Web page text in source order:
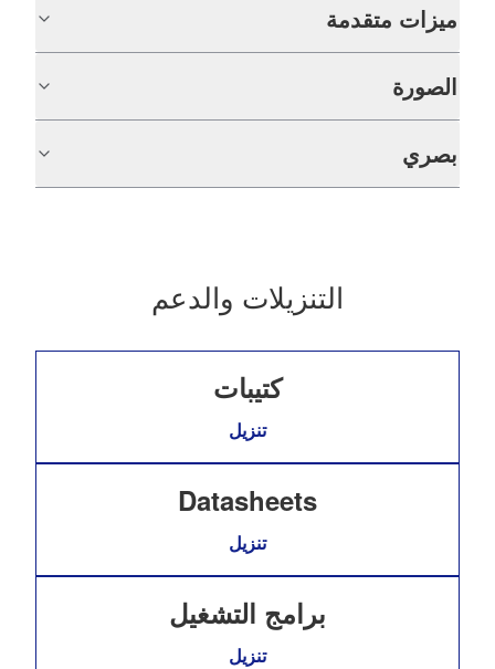
ميزات متقدمة
الصورة
بصري
التنزيلات والدعم
كتيبات
تنزيل
Datasheets
تنزيل
برامج التشغيل
تنزيل